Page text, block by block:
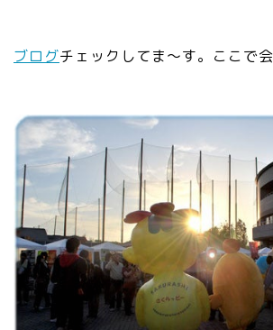
ブログチェックしてま～す。ここで